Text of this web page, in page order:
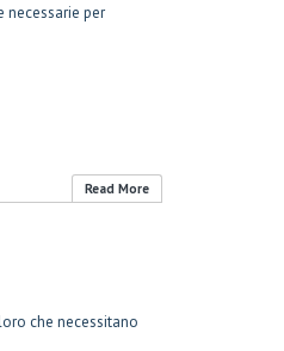
necessarie per
Read More
che necessitano